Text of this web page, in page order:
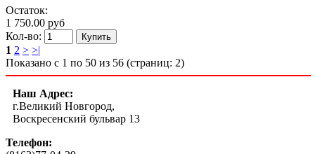
Остаток:
1 750.00 руб
Кол-во:
1 2 > >|
Показано с 1 по 50 из 56 (страниц: 2)
Наш Адрес:
г.Великий Новгород,
Воскресенский бульвар 13
Телефон: